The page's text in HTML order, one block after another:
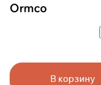
Ormco
В корзину